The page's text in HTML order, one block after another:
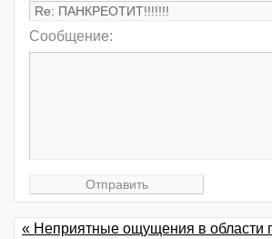
Сообщение:
« Неприятные ощущения в области